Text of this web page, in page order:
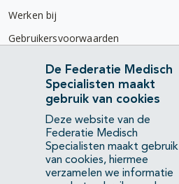
Werken bij
Gebruikersvoorwaarden
Privacyverklaring
Contact
Mercatorlaan 1200
3528 BL Utrecht
(088) 505 34 34
De Federatie Medisch
Specialisten maakt
gebruik van cookies
Deze website van de
Federatie Medisch
Specialisten maakt gebruik
van cookies, hiermee
verzamelen we informatie